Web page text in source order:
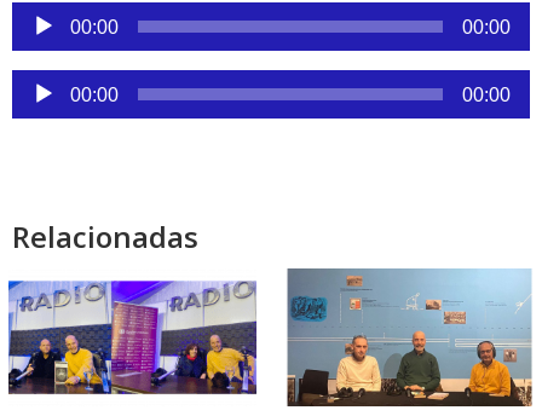
Reproductor
de
audio
00:00 00:00
Reproductor
de
00:00 00:00
Relacionadas